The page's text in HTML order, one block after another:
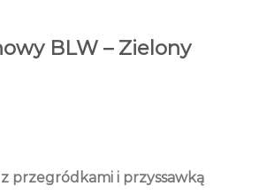
BLW – Zielony
przegródkami i przyssawką